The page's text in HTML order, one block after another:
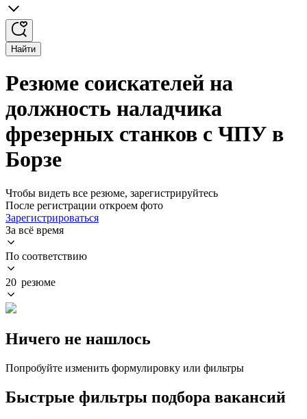
Найти
Резюме соискателей на
должность наладчика
фрезерных станков с ЧПУ в
Борзе
Чтобы видеть все резюме, зарегистрируйтесь
После регистрации откроем фото
Зарегистрироваться
За всё время
По соответствию
20 резюме
Ничего не нашлось
Попробуйте изменить формулировку или фильтры
Быстрые фильтры подбора вакансий